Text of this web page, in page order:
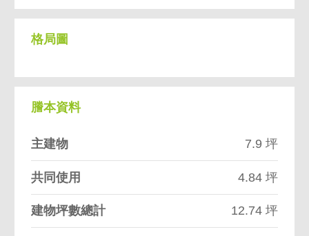
格局圖
謄本資料
主建物 7.9 坪
共同使用 4.84 坪
建物坪數總計 12.74 坪